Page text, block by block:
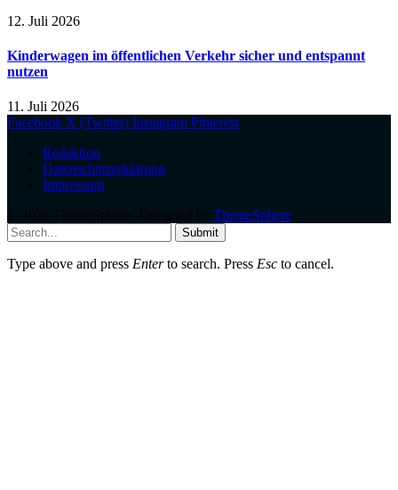
12. Juli 2026
Kinderwagen im öffentlichen Verkehr sicher und entspannt
nutzen
11. Juli 2026
Facebook X (Twitter) Instagram Pinterest
Redaktion
Datenschutzerklärung
Impressum
ThemeSphere
Submit
Type above and press Enterto search. Press Esc to cancel.